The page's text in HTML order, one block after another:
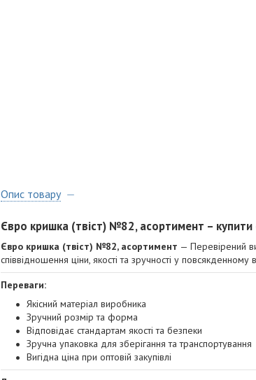
Опис товару
Євро кришка (твіст) №82, асортимент – купити
Євро кришка (твіст) №82, асортимент — Перевірений
співвідношення ціни, якості та зручності у повсякденному
Переваги:
Якісний матеріал виробника
Зручний розмір та форма
Відповідає стандартам якості та безпеки
Зручна упаковка для зберігання та транспортування
Вигідна ціна при оптовій закупівлі